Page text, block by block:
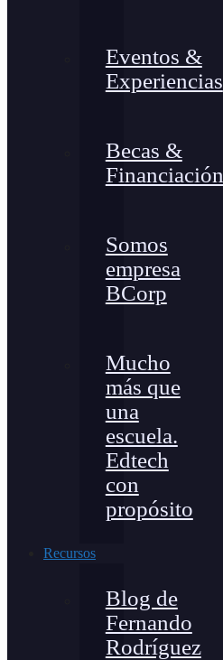
Eventos &
Experiencias
Becas &
Financiación
Somos
empresa
BCorp
Mucho
más que
una
escuela.
Edtech
con
propósito
Recursos
Blog de
Fernando
Rodríguez